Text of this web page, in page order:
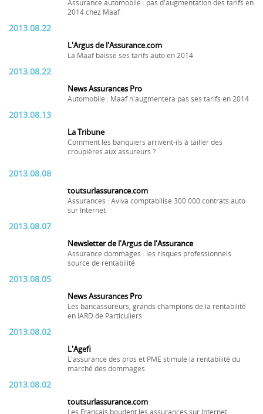
Assurance automobile : pas d'augmentation des tarifs en
2014 chez Maaf
2013.08.22
L'Argus de l'Assurance.com
La Maaf baisse ses tarifs auto en 2014
2013.08.22
News Assurances Pro
Automobile : Maaf n'augmentera pas ses tarifs en 2014
2013.08.13
La Tribune
Comment les banquiers arrivent-ils à tailler des
croupières aux assureurs ?
2013.08.08
toutsurlassurance.com
Assurances : Aviva comptabilise 300 000 contrats auto
sur Internet
2013.08.07
Newsletter de l'Argus de l'Assurance
Assurance dommages : les risques professionnels
source de rentabilité
2013.08.05
News Assurances Pro
Les bancassureurs, grands champions de la rentabilité
en IARD de Particuliers
2013.08.02
L'Agefi
L'assurance des pros et PME stimule la rentabilité du
marché des dommages
2013.08.02
toutsurlassurance.com
Les Français boudent les assurances sur Internet.